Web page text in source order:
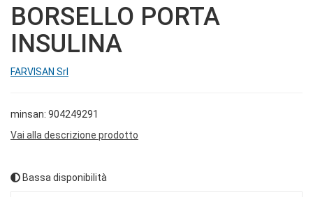
BORSELLO PORTA
INSULINA
FARVISAN Srl
minsan: 904249291
Vai alla descrizione prodotto
Bassa disponibilità